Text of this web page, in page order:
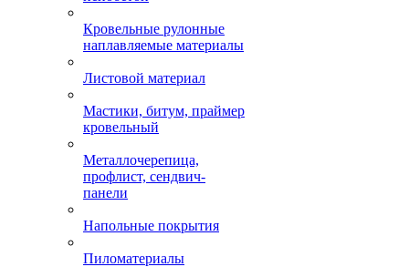
Кровельные рулонные
наплавляемые материалы
Листовой материал
Мастики, битум, праймер
кровельный
Металлочерепица,
профлист, сендвич-
панели
Напольные покрытия
Пиломатериалы